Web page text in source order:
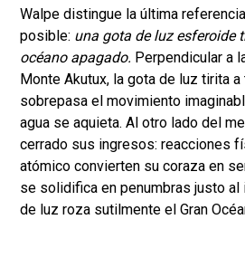
Walpe distingue la última
posible: una gota de luz esferoide
océano apagado. Perpendicular a
Monte Akutux, la gota de luz tirita
sobrepasa el movimiento
agua se aquieta. Al otro lado del
cerrado sus ingresos: reacciones
atómico convierten su coraza en
se solidifica en penumbras justo al
de luz roza sutilmente el Gran